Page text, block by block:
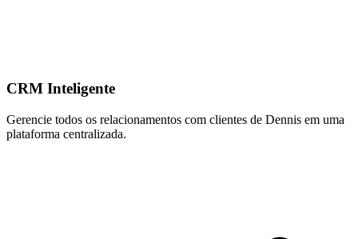
CRM Inteligente
Gerencie todos os relacionamentos com clientes de Dennis em uma
plataforma centralizada.